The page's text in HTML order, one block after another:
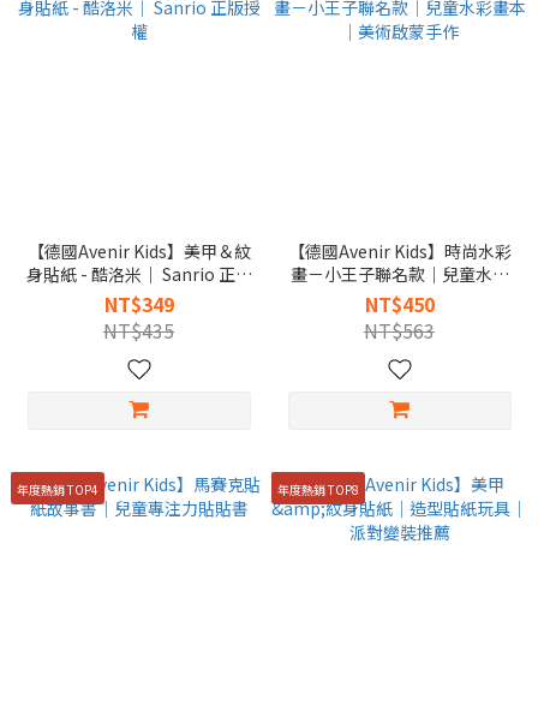
【德國Avenir Kids】美甲＆紋
身貼紙 - 酷洛米｜ Sanrio 正版
授權
NT$349
NT$435
【德國Avenir Kids】時尚水彩
畫－小王子聯名款｜兒童水彩
畫本｜美術啟蒙手作
NT$450
NT$563
年度熱銷 TOP4 年度熱銷 TOP8